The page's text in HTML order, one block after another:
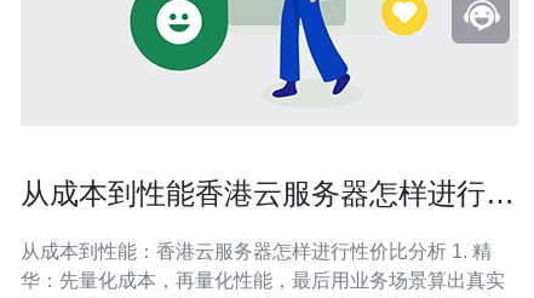
从成本到性能香港云服务器怎样进行性
从成本到性能：香港云服务器怎样进行性价比分析 1. 精
华：先量化成本，再量化性能，最后用业务场景算出真实